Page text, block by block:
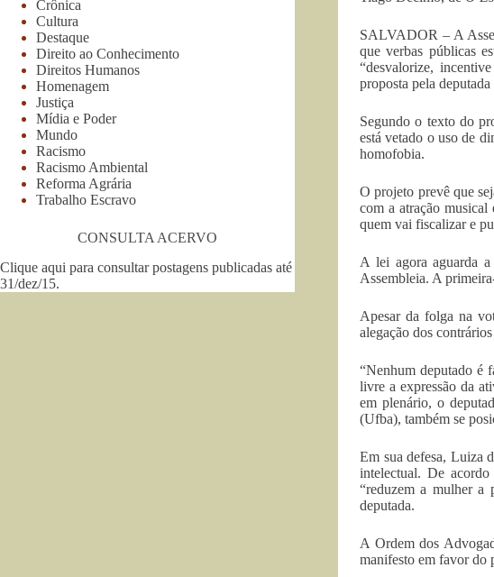
SALVADOR – A
que verbas públicas
“desvalorize,
proposta pela
Segundo o texto do
está vetado o uso de
homofobia.
O projeto prevê que
com a atração
quem vai fiscalizar e
A lei agora aguarda
Assembleia. A
Apesar da folga na
alegação dos
“Nenhum deputado é
livre a expressão da
em plenário, o
(Ufba), também se
Em sua defesa, Luiza
intelectual. De
“reduzem a mulher a
deputada.
A Ordem dos
manifesto em favor do
Crônica
Cultura
Destaque
Direito ao Conhecimento
Direitos Humanos
Homenagem
Justiça
Mídia e Poder
Mundo
Racismo
Racismo Ambiental
Reforma Agrária
Trabalho Escravo
CONSULTA ACERVO
Clique aqui para consultar postagens publicadas até
31/dez/15.